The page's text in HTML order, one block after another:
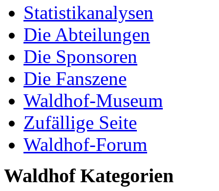
Statistikanalysen
Die Abteilungen
Die Sponsoren
Die Fanszene
Waldhof-Museum
Zufällige Seite
Waldhof-Forum
Waldhof Kategorien